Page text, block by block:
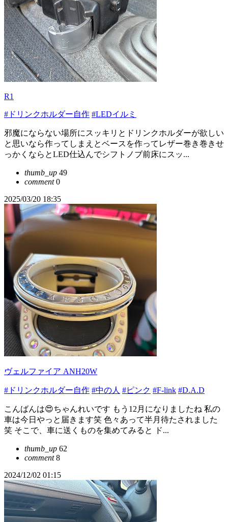
R1
#ドリンクホルダー自作 #LEDイルミ
邪魔にならない場所にスッキリとドリンクホルダーが欲しい
と思いなら作ってしまえとベースを作ってレザー巻き巻きせ
っかくならとLED仕込んでシフトノブ前床にスッ...
thumb_up 49
comment0
2025/03/20 18:35
ヴェルファイア ANH20W
#ドリンクホルダー自作 #中の人 #ピンク #F-link #D.A.D
こんばんは😍ちゃんれいです もう12月になりましたね 私の
車は今日やっと届きます笑 色々あって半月待たされました
笑 そこで、車に送くものを集めてみると ド...
thumb_up 62
comment8
2024/12/02 01:15